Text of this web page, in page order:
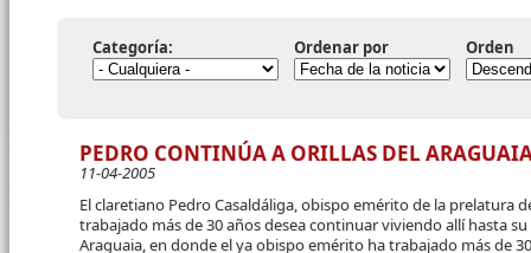
Categoría: Ordenar por Orden
PEDRO CONTINÚA A ORILLAS DEL
11-04-2005
El claretiano Pedro Casaldáliga, obispo emérito de la prelatura
trabajado más de 30 años desea continuar viviendo allí hasta
Araguaia, en donde el ya obispo emérito ha trabajado más de